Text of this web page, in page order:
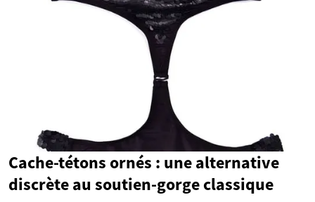
Cache-tétons ornés : une alternative
discrète au soutien-gorge classique